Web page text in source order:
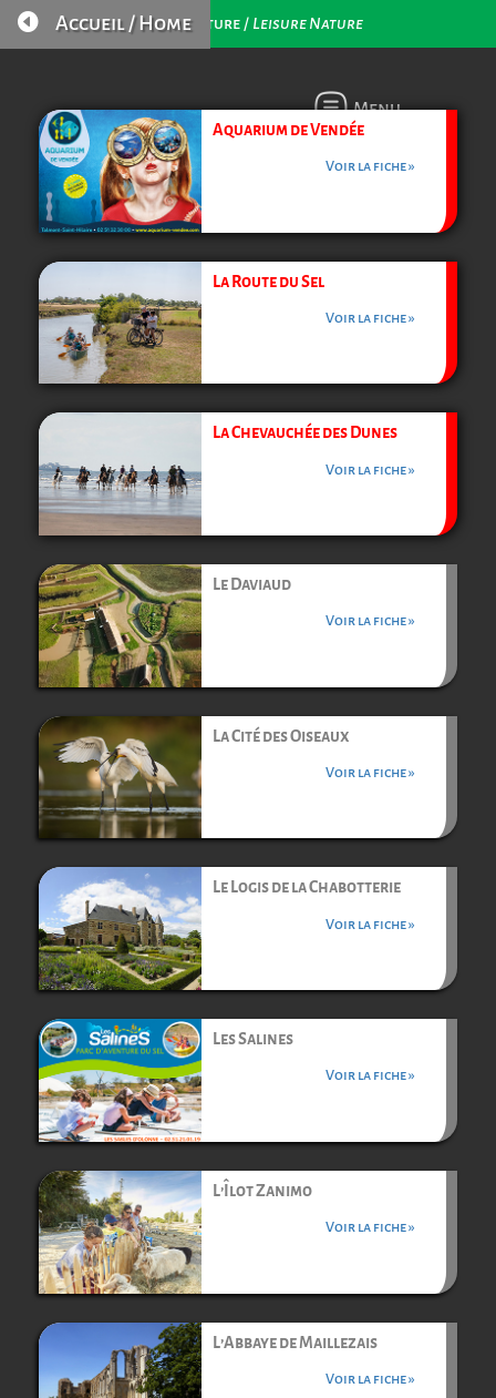
Loisirs Nature / Leisure Nature
 Accueil / Home
Menu
Aquarium de Vendée
Voir la fiche »
La Route du Sel
Voir la fiche »
La Chevauchée des Dunes
Voir la fiche »
Le Daviaud
Voir la fiche »
La Cité des Oiseaux
Voir la fiche »
Le Logis de la Chabotterie
Voir la fiche »
Les Salines
Voir la fiche »
L’Îlot Zanimo
Voir la fiche »
L’Abbaye de Maillezais
Voir la fiche »